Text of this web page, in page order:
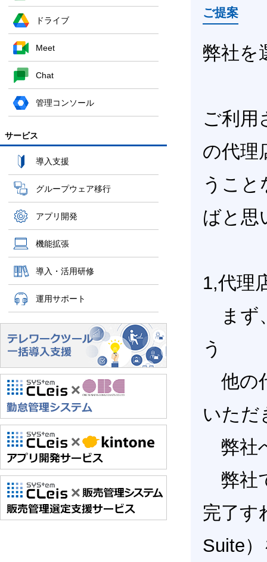
ドライブ
Meet
Chat
管理コンソール
サービス
導入支援
グループウェア移行
アプリ開発
機能拡張
導入・活用研修
運用サポート
ご提案
弊社を
ご利用
の代理
うこ
ばと思
1,代理
まず
う
他の
いただ
弊社
弊社
完了す
Suite